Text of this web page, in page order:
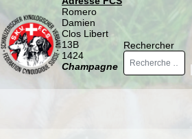
Romero
Damien
Clos Libert
13B
1424
Champagne
Rechercher